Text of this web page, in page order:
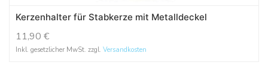
Kerzenhalter für Stabkerze mit Metalldeckel
11,90 €
Inkl. gesetzlicher MwSt. zzgl. Versandkosten